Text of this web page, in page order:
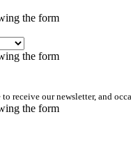
the form
the form
receive our newsletter, and
the form